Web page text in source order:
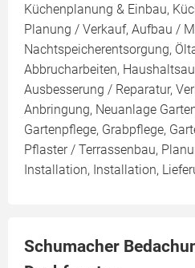
Küchenplanung & Einbau,
Planung / Verkauf, Aufbau /
Nachtspeicherentsorgung,
Abbrucharbeiten,
Ausbesserung / Reparatur,
Anbringung, Neuanlage
Gartenpflege, Grabpflege,
Pflaster / Terrassenbau,
Installation, Installation,
Schumacher